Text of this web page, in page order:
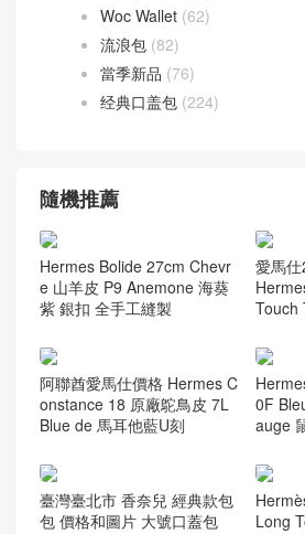
愛馬仕 腰帶(40)
聖羅蘭(272)
ysl niki bag(55)
香奈兒(741)
Woc Wallet
當季新品(76)
经典口盖包(224)
隨機推薦
e 山羊皮 P9 Anemone 海葵
紫 銀扣 全手工縫製
Touch